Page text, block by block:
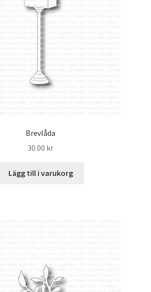
Brevlåda
30.00 kr
Lägg till i varukorg